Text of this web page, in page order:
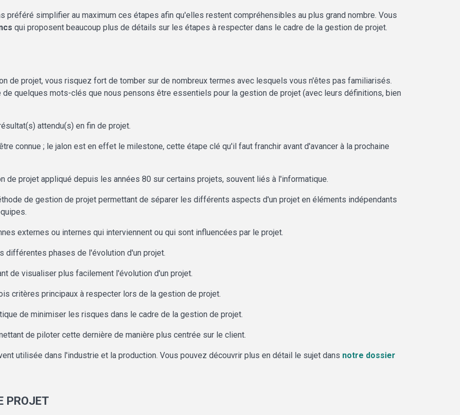
préféré simplifier au maximum ces étapes afin qu'elles restent compréhensibles au plus grand nombre. Vous
qui proposent beaucoup plus de détails sur les étapes à respecter dans le cadre de la gestion de projet.
de projet, vous risquez fort de tomber sur de nombreux termes avec lesquels vous n'êtes pas familiarisés.
quelques mots-clés que nous pensons être essentiels pour la gestion de projet (avec leurs définitions, bien
attendu(s) en fin de projet.
connue ; le jalon est en effet le milestone, cette étape clé qu'il faut franchir avant d'avancer à la prochaine
de projet appliqué depuis les années 80 sur certains projets, souvent liés à l'informatique.
de gestion de projet permettant de séparer les différents aspects d'un projet en éléments indépendants
externes ou internes qui interviennent ou qui sont influencées par le projet.
différentes phases de l'évolution d'un projet.
de visualiser plus facilement l'évolution d'un projet.
critères principaux à respecter lors de la gestion de projet.
de minimiser les risques dans le cadre de la gestion de projet.
de piloter cette dernière de manière plus centrée sur le client.
utilisée dans l'industrie et la production. Vous pouvez découvrir plus en détail le sujet dans notre dossier
PROJET